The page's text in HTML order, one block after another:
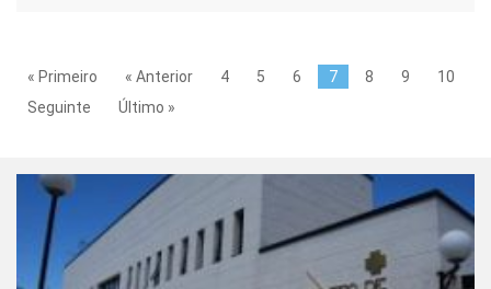
« Primeiro « Anterior 4 5 6 7 8 9
10
Seguinte
Último »